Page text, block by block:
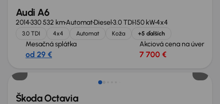
Audi A6
2014330 532 kmAutomatDiesel3.0 TDI150 kW4x4
3.0 TDI 4x4 Automat Koža +5 ďalších
Mesačná splátka
od 29 €
Akciová cena na úver
7 700 €
Škoda Octavia